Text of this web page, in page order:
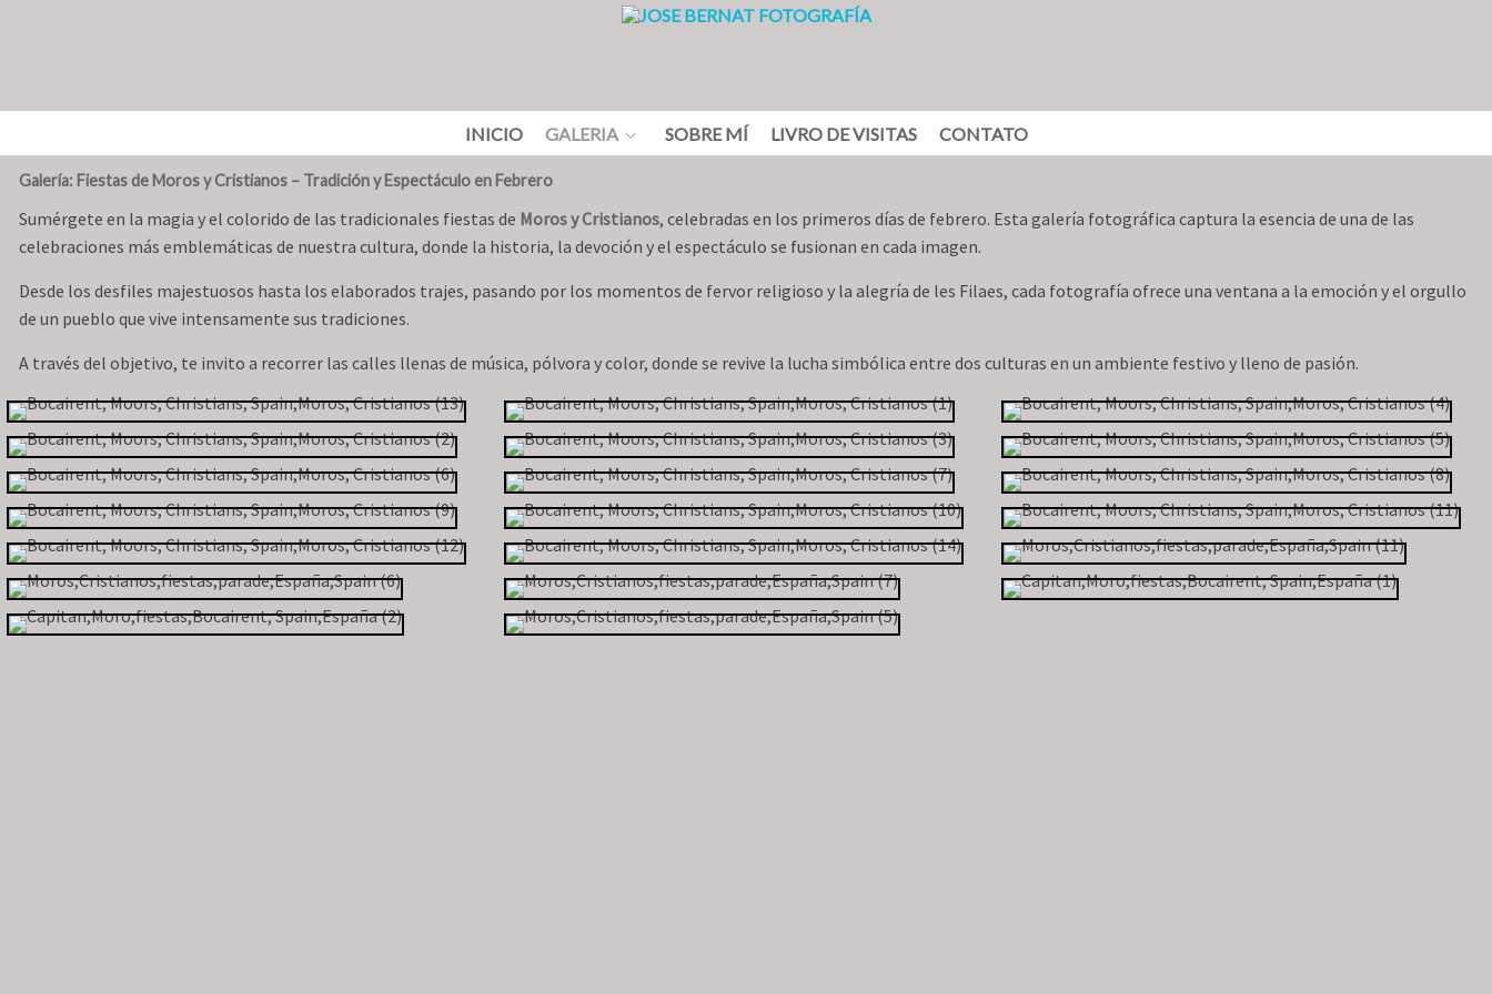
INICIO GALERIA SOBRE MÍ LIVRO DE VISITAS CONTATO
Galería: Fiestas de Moros y Cristianos – Tradición y Espectáculo en Febrero
Sumérgete en la magia y el colorido de las tradicionales fiestas de Moros y Cristianos, celebradas en los primeros días de febrero. Esta galería fotográfica captura la esencia de una de las
celebraciones más emblemáticas de nuestra cultura, donde la historia, la devoción y el espectáculo se fusionan en cada imagen.
Desde los desfiles majestuosos hasta los elaborados trajes, pasando por los momentos de fervor religioso y la alegría de les Filaes, cada fotografía ofrece una ventana a la emoción y el orgullo
de un pueblo que vive intensamente sus tradiciones.
A través del objetivo, te invito a recorrer las calles llenas de música, pólvora y color, donde se revive la lucha simbólica entre dos culturas en un ambiente festivo y lleno de pasión.